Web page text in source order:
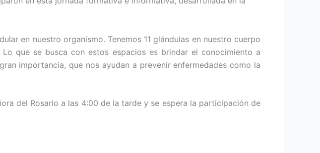
en nuestro organismo. Tenemos 11 glándulas en nuestro cuerpo
que se busca con estos espacios es brindar el conocimiento a
importancia, que nos ayudan a prevenir enfermedades como la
del Rosario a las 4:00 de la tarde y se espera la participación de